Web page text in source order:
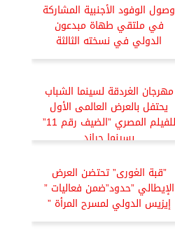
وصول الوفود الأجنبية المشاركة
في ملتقي طهاة مبدعون
الدولي في نسخته الثالثة
مهرجان الغردقة لسينما الشباب
يحتفل بالعرض العالمى الأول
للفيلم المصري ”الضيف رقم 11”
بسينما جراند
”قبة الغورى” تحتضن العرض
الإيطالي ”حدود”ضمن فعاليات ”
إيزيس الدولي لمسرح المرأة ”